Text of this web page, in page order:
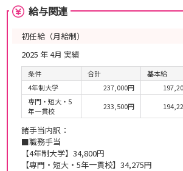
給与関連
初任給（月給制）
2025 年 4月 実績
条件 合計 基本給
4年制大学
237,000円
専門・短大・5
年一貫校
233,500円
諸手当内訳：
■職務手当
【4年制大学】34,800円
【専門・短大・5年一貫校】34,275円